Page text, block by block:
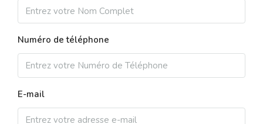
Numéro de téléphone
E-mail